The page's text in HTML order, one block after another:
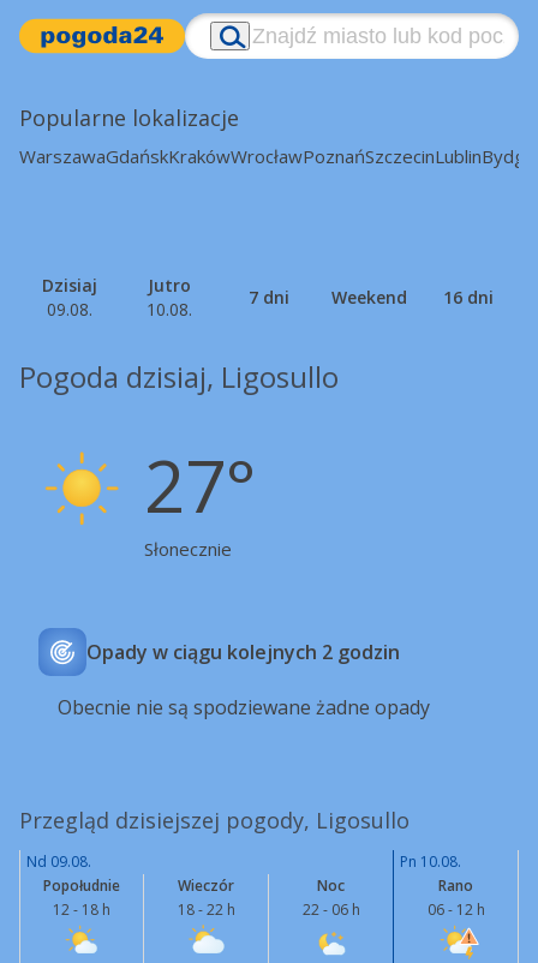
Popularne lokalizacje
WarszawaGdańskKrakówWrocławPoznańSzczecinLublin
Dzisiaj
09.08.
Jutro
10.08.
7 dni Weekend 16 dni
Pogoda dzisiaj, Ligosullo
27°
Słonecznie
Opady w ciągu kolejnych 2 godzin
Obecnie nie są spodziewane żadne opady
Przegląd dzisiejszej pogody, Ligosullo
Nd 09.08.
Pn 10.08.
Popołudnie
12 - 18 h
Wieczór
18 - 22 h
Noc
22 - 06 h
Rano
06 - 12 h